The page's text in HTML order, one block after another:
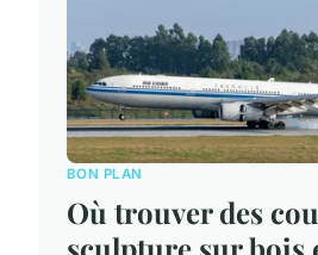
BON PLAN
Où trouver des
sculpture sur bois